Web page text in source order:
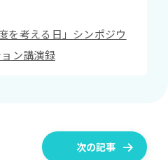
を考える日」シンポジウ
ン講演録
次の記事